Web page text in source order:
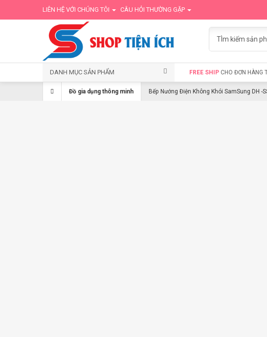
LIÊN HỆ VỚI CHÚNG TÔI CÂU HỎI THƯỜNG GẶP
DANH MỤC SẢN PHẨM FREE SHIP CHO ĐƠN HÀNG
Đồ gia dụng thông minh Bếp Nướng Điện Không Khói SamSung DH -